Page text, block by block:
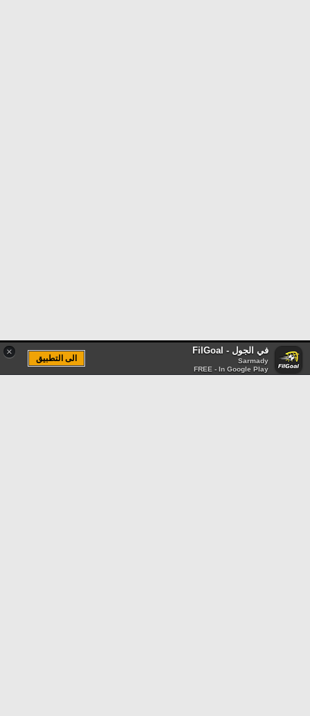
× في الجول - FilGoal
Sarmady
FREE - In Google Play
الى التطبيق